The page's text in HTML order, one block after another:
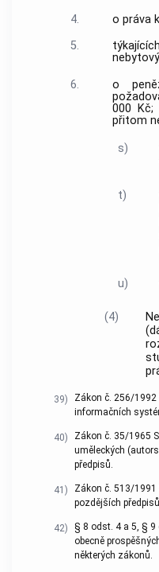
4.
o práva
5.
6.
o
000 Kč;
přitom
s)
t)
u)
(4)
39)
Zákon č. 256/1992
informačních
40)
Zákon č. 35/1965
uměleckých
předpisů.
41)
Zákon č. 513/1991
pozdějších
42)
§ 8 odst. 4 a 5, § 9
obecně
některých zákonů.